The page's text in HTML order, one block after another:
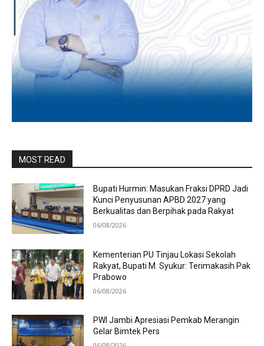
MOST READ
Bupati Hurmin: Masukan Fraksi DPRD Jadi
Kunci Penyusunan APBD 2027 yang
Berkualitas dan Berpihak pada Rakyat
06/08/2026
Kementerian PU Tinjau Lokasi Sekolah
Rakyat, Bupati M. Syukur: Terimakasih Pak
Prabowo
06/08/2026
PWI Jambi Apresiasi Pemkab Merangin
Gelar Bimtek Pers